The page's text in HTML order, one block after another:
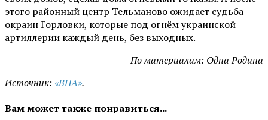
этого районный центр Тельманово ожидает судьба
окраин Горловки, которые под огнём украинской
артиллерии каждый день, без выходных.
По материалам: Одна Родина
Источник: «ВПА».
Вам может также понравиться...